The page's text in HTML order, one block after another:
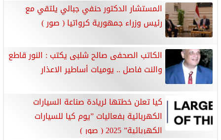
المستشار الدكتور حنفي جبالي يلتقي مع
رئيس وزراء جمهورية كرواتيا ( صور )
الكاتب الصحفى صالح شلبى يكتب : النور قاطع
والنت فاصل .. يوميات أساطير الاعذار
كيا تعلن خطتها لريادة صناعة السيارات
الكهربائية بفعاليات ”يوم كيا للسيارات
الكهربائية” 2025 ( صور )